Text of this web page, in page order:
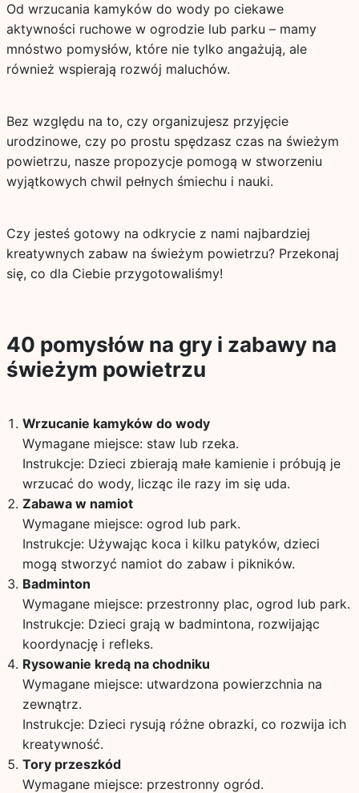
Od wrzucania kamyków do wody po ciekawe
aktywności ruchowe w ogrodzie lub parku – mamy
mnóstwo pomysłów, które nie tylko angażują, ale
również wspierają rozwój maluchów.
Bez względu na to, czy organizujesz przyjęcie
urodzinowe, czy po prostu spędzasz czas na świeżym
powietrzu, nasze propozycje pomogą w stworzeniu
wyjątkowych chwil pełnych śmiechu i nauki.
Czy jesteś gotowy na odkrycie z nami najbardziej
kreatywnych zabaw na świeżym powietrzu? Przekonaj
się, co dla Ciebie przygotowaliśmy!
40 pomysłów na gry i zabawy na
świeżym powietrzu
Wrzucanie kamyków do wody
Wymagane miejsce: staw lub rzeka.
Instrukcje: Dzieci zbierają małe kamienie i próbują je
wrzucać do wody, licząc ile razy im się uda.
Zabawa w namiot
Wymagane miejsce: ogrod lub park.
Instrukcje: Używając koca i kilku patyków, dzieci
mogą stworzyć namiot do zabaw i pikników.
Badminton
Wymagane miejsce: przestronny plac, ogrod lub park.
Instrukcje: Dzieci grają w badmintona, rozwijając
koordynację i refleks.
Rysowanie kredą na chodniku
Wymagane miejsce: utwardzona powierzchnia na
zewnątrz.
Instrukcje: Dzieci rysują różne obrazki, co rozwija ich
kreatywność.
Tory przeszkód
Wymagane miejsce: przestronny ogród.